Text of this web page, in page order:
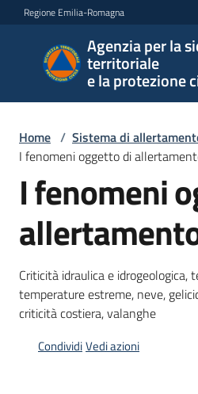
Vai al contenuto
Vai alla navigazione
Vai al footer
Regione Emilia-Romagna
Agenzia per la
territoriale
e la protezione
Agenzia
per la
sicurezza
e la
protezione
Argomenti
Novità
Home / Sistema di
I fenomeni oggetto di
I fenomeni
Criticità idraulica e idrogeologica,
temperature estreme, neve,
criticità costiera, valanghe
CondividiVedi azioni